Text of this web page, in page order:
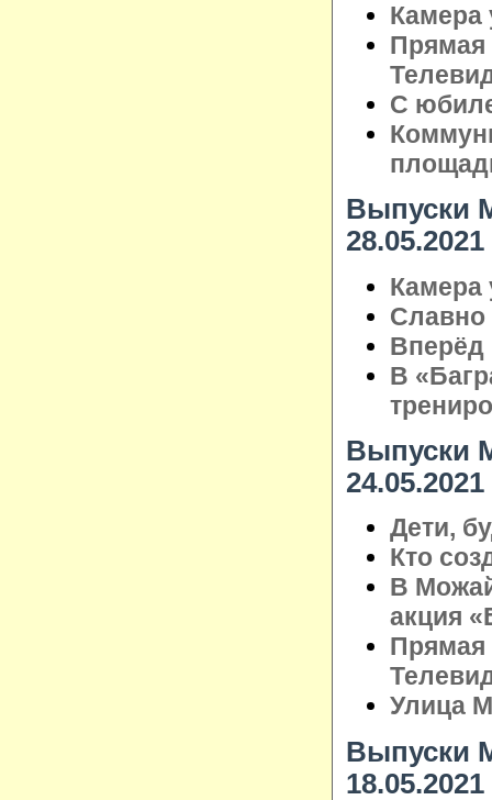
Камера
Прямая
С
Выпуски
28.05.2021
Камера
Славно
Вперёд
В
Выпуски
24.05.2021
Дети,
Кто
В
акция
Прямая
Улица
Выпуски
18.05.2021